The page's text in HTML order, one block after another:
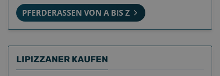
PFERDERASSEN VON A BIS Z
LIPIZZANER KAUFEN